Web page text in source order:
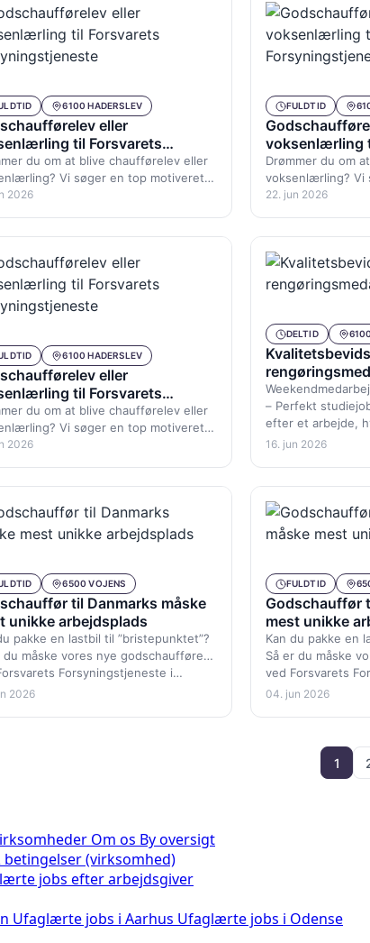
6100 HADERSLEV
eller
til Forsvarets
du om at blive chaufførelev eller
Vi søger en top motiveret
ung som ældre med…
2026
FULDTID
voksenlærling
Drømmer du om
voksenlærling? Vi
22. jun 2026
6100 HADERSLEV
eller
til Forsvarets
du om at blive chaufførelev eller
Vi søger en top motiveret
ung som ældre med…
2026
DELTID
– Perfekt
efter et arbejde,
16. jun 2026
6500 VOJENS
til Danmarks måske
unikke arbejdsplads
pakke en lastbil til ”bristepunktet”?
du måske vores nye godschauffører
Forsyningstjeneste i…
2026
FULDTID
Godschauffør
mest unikke
Kan du pakke en
Så er du måske
ved Forsvarets
04. jun 2026
1
Om os By oversigt
betingelser (virksomhed)
jobs efter arbejdsgiver
Ufaglærte jobs i Aarhus Ufaglærte jobs i Odense